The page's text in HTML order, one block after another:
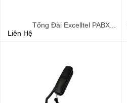
Liên Hệ
Tổng Đài Excelltel PABX...